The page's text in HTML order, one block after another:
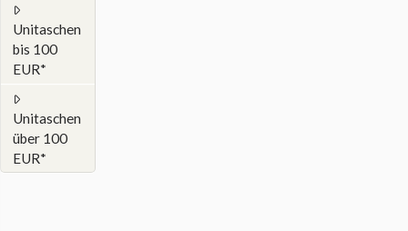
Unitaschen
bis 100
EUR*
Unitaschen
über 100
EUR*